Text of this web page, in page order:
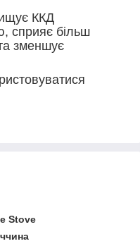
ККД
сприяє більш
та зменшує
Stove